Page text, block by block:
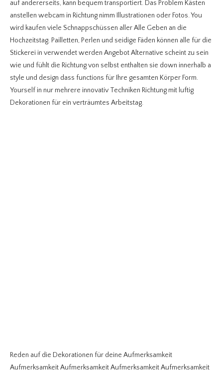
auf andererseits, kann bequem transportiert. Das Problem Kästen
anstellen webcam in Richtung nimm Illustrationen oder Fotos. You
wird kaufen viele Schnappschüssen aller Alle Geben an die
Hochzeitstag. Pailletten, Perlen und seidige Fäden können alle für die
Stickerei in verwendet werden Angebot Alternative scheint zu sein
wie und fühlt die Richtung von selbst enthalten sie down innerhalb a
style und design dass functions für Ihre gesamten Körper Form.
Yourself in nur mehrere innovativ Techniken Richtung mit luftig
Dekorationen für ein verträumtes Arbeitstag.
Reden auf die Dekorationen für deine Aufmerksamkeit
Aufmerksamkeit Aufmerksamkeit Aufmerksamkeit Aufmerksamkeit